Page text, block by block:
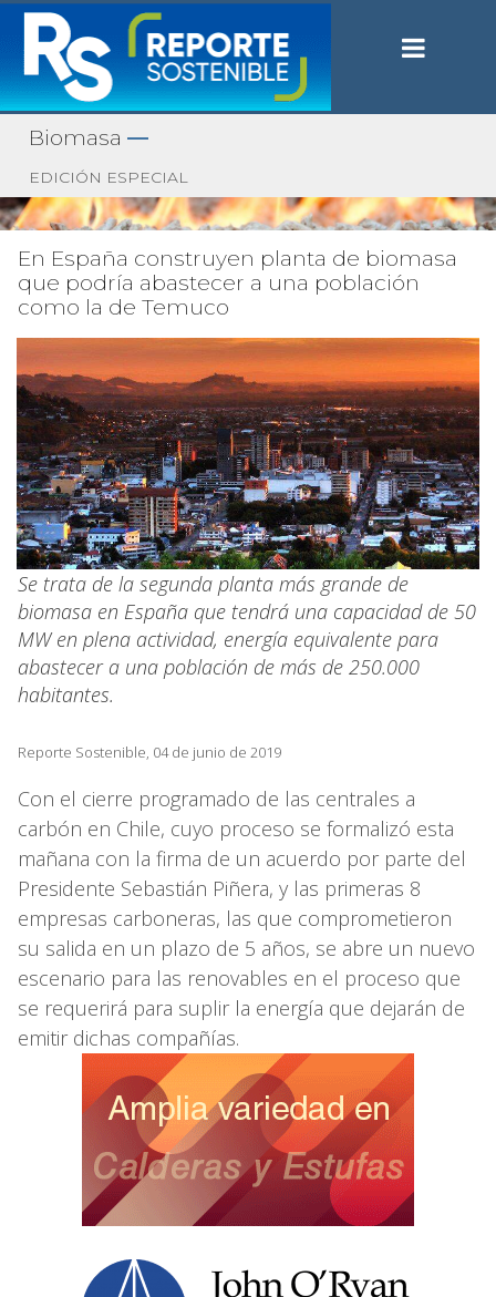
Biomasa —
EDICIÓN ESPECIAL
En España construyen planta de biomasa
que podría abastecer a una población
como la de Temuco
Se trata de la segunda planta más grande de
biomasa en España que tendrá una capacidad de 50
MW en plena actividad, energía equivalente para
abastecer a una población de más de 250.000
habitantes.
Reporte Sostenible, 04 de junio de 2019
Con el cierre programado de las centrales a
carbón en Chile, cuyo proceso se formalizó esta
mañana con la firma de un acuerdo por parte del
Presidente Sebastián Piñera, y las primeras 8
empresas carboneras, las que comprometieron
su salida en un plazo de 5 años, se abre un nuevo
escenario para las renovables en el proceso que
se requerirá para suplir la energía que dejarán de
emitir dichas compañías.